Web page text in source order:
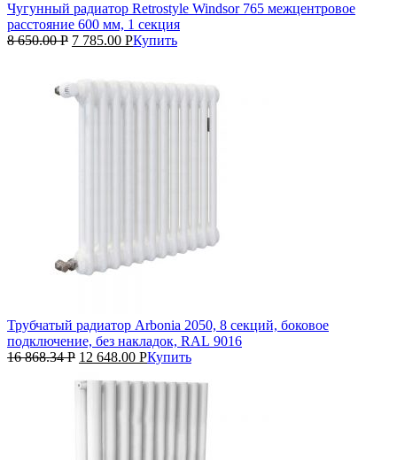
Чугунный радиатор Retrostyle Windsor 765 межцентровое
расстояние 600 мм, 1 секция
8 650.00Р 7 785.00 РКупить
Трубчатый радиатор Arbonia 2050, 8 секций, боковое
подключение, без накладок, RAL 9016
16 868.34Р 12 648.00 РКупить